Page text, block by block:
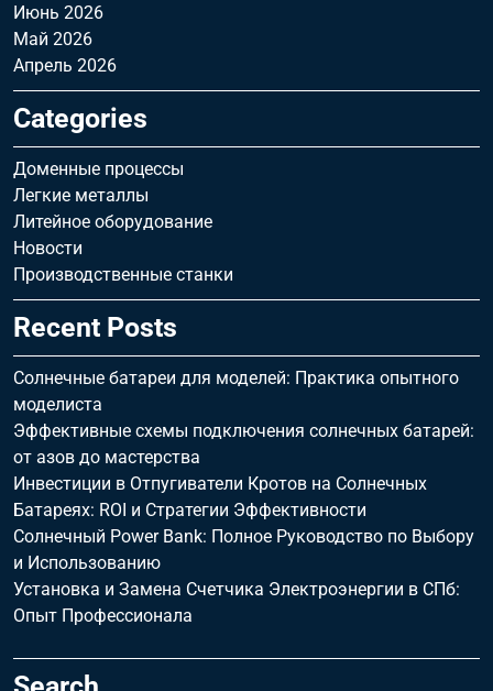
Июнь 2026
Май 2026
Апрель 2026
Categories
Доменные процессы
Легкие металлы
Литейное оборудование
Новости
Производственные станки
Recent Posts
Солнечные батареи для моделей: Практика опытного
моделиста
Эффективные схемы подключения солнечных батарей:
от азов до мастерства
Инвестиции в Отпугиватели Кротов на Солнечных
Батареях: ROI и Стратегии Эффективности
Солнечный Power Bank: Полное Руководство по Выбору
и Использованию
Установка и Замена Счетчика Электроэнергии в СПб:
Опыт Профессионала